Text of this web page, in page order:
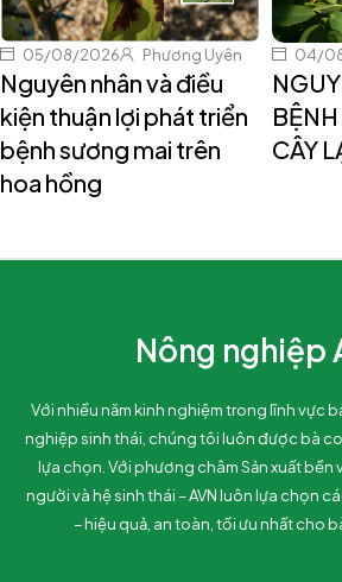
05/08/2026 Phương Uyên
Nguyên nhân và điều
kiện thuận lợi phát triển
bệnh sương mai trên
hoa hồng
04/
CÂY
Nông nghiệp
Với nhiều năm kinh nghiệm trong lĩnh vực
nghiệp sinh thái, chúng tôi luôn được bà
lựa chọn. Với phương châm Sản xuất bền
người và hệ sinh thái – AVN luôn lựa chọn
– hiệu quả, an toàn, tối ưu nhất cho